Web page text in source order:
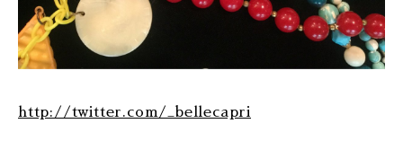
http://twitter.com/_bellecapri